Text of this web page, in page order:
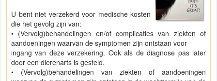
U bent niet verzekerd voor medische kosten
die het gevolg zijn van:
• (Vervolg)behandelingen en/of complicaties van ziekten of
aandoeningen waarvan de symptomen zijn ontstaan voor
ingang van deze verzekering. Ook als de diagnose pas later
door een dierenarts is gesteld.
• (Vervolg)behandelingen van ziekten of aandoeningen